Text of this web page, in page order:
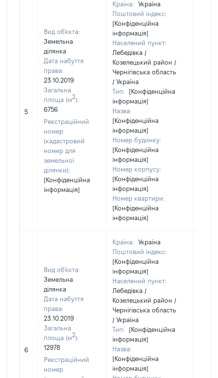
5
Вид об'єкта:
Земельна
ділянка
Дата набуття
права:
23.10.2019
Загальна
площа (м2):
6756
Реєстраційний
номер
(кадастровий
номер для
земельної
ділянки):
[Конфіденційна
інформація]
Країна:
Україна
Поштовий індекс:
[Конфіденційна
інформація]
Населений пункт:
Лебедівка /
Козелецький район /
Чернігівська область
/ Україна
Тип:
[Конфіденційна
інформація]
Назва:
[Конфіденційна
інформація]
Номер будинку:
[Конфіденційна
інформація]
Номер корпусу:
[Конфіденційна
інформація]
Номер квартири:
[Конфіденційна
інформація]
6
Вид об'єкта:
Земельна
ділянка
Дата набуття
права:
23.10.2019
Загальна
площа (м2):
12978
Реєстраційний
номер
Країна:
Україна
Поштовий індекс:
[Конфіденційна
інформація]
Населений пункт:
Лебедівка /
Козелецький район /
Чернігівська область
/ Україна
Тип:
[Конфіденційна
інформація]
Назва:
[Конфіденційна
інформація]